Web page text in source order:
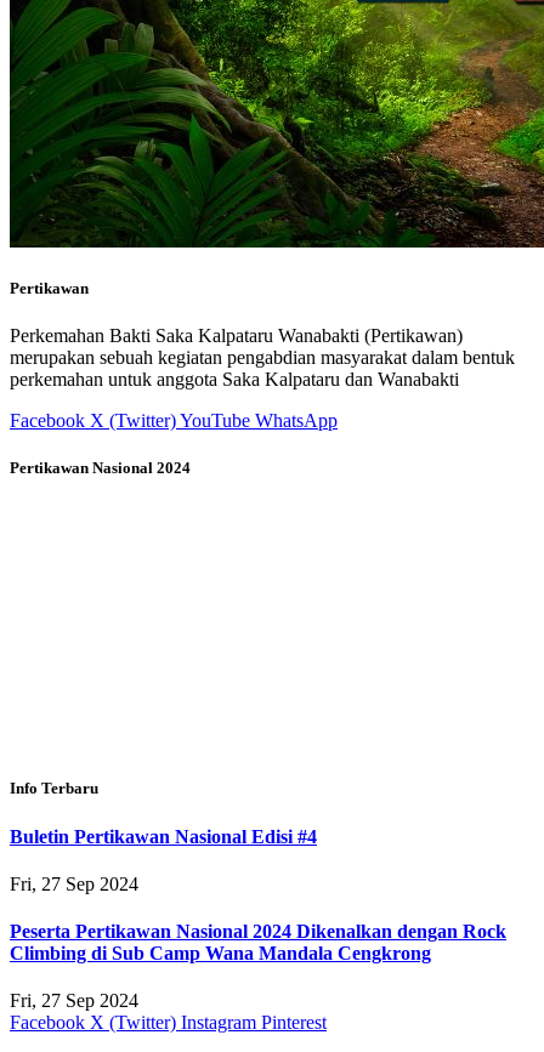
Pertikawan
Perkemahan Bakti Saka Kalpataru Wanabakti (Pertikawan)
merupakan sebuah kegiatan pengabdian masyarakat dalam bentuk
perkemahan untuk anggota Saka Kalpataru dan Wanabakti
Facebook X (Twitter)YouTube WhatsApp
Pertikawan Nasional 2024
Info Terbaru
Buletin Pertikawan Nasional Edisi #4
Fri, 27 Sep 2024
Peserta Pertikawan Nasional 2024 Dikenalkan dengan Rock
Climbing di Sub Camp Wana Mandala Cengkrong
Fri, 27 Sep 2024
Facebook X (Twitter) Instagram Pinterest